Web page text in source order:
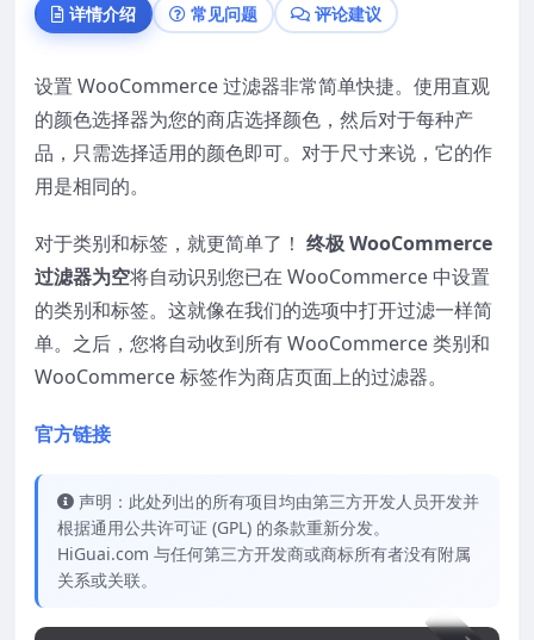
详情介绍 常见问题 评论建议
设置 WooCommerce 过滤器非常简单快捷。使用直观
的颜色选择器为您的商店选择颜色，然后对于每种产
品，只需选择适用的颜色即可。对于尺寸来说，它的作
用是相同的。
对于类别和标签，就更简单了！ 终极 WooCommerce
过滤器为空将自动识别您已在 WooCommerce 中设置
的类别和标签。这就像在我们的选项中打开过滤一样简
单。之后，您将自动收到所有 WooCommerce 类别和
WooCommerce 标签作为商店页面上的过滤器。
官方链接
声明：此处列出的所有项目均由第三方开发人员开发并
根据通用公共许可证 (GPL) 的条款重新分发。
HiGuai.com 与任何第三方开发商或商标所有者没有附属
关系或关联。